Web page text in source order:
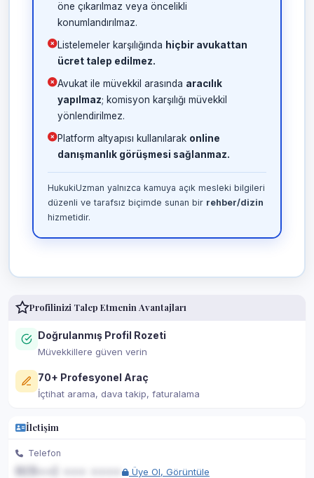
öne çıkarılmaz veya öncelikli
konumlandırılmaz.
Listelemeler karşılığında hiçbir avukattan
ücret talep edilmez.
Avukat ile müvekkil arasında aracılık
yapılmaz; komisyon karşılığı müvekkil
yönlendirilmez.
Platform altyapısı kullanılarak online
danışmanlık görüşmesi sağlanmaz.
HukukiUzman yalnızca kamuya açık mesleki bilgileri
düzenli ve tarafsız biçimde sunan bir rehber/dizin
hizmetidir.
Profilinizi Talep Etmenin Avantajları
Doğrulanmış Profil Rozeti
Müvekkillere güven verin
70+ Profesyonel Araç
İçtihat arama, dava takip, faturalama
İletişim
Telefon
Üye Ol, Görüntüle